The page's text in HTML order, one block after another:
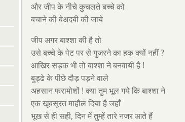
और जीप के नीचे कुचलते बच्चे को
बचाने की बेअदबी की जाये
जीप अगर बाश्शा की है तो
उसे बच्चे के पेट पर से गुजरने का हक क्यों नहीं ?
आखिर सड़क भी तो बाश्शा ने बनवायी है !
बुड्ढे के पीछे दौड़ पड़ने वाले
अहसान फरामोशों ! क्या तुम भूल गये कि बाश्शा ने
एक खूबसूरत माहौल दिया है जहाँ
भूख से ही सही, दिन में तुम्हें तारे नजर आते हैं